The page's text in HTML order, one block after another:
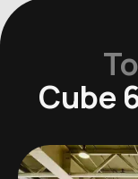
Cube